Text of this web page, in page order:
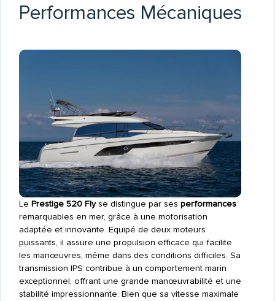
Performances Mécaniques
Le Prestige 520 Flyse distingue par ses performances
remarquables en mer, grâce à une motorisation
adaptée et innovante. Equipé de deux moteurs
puissants, il assure une propulsion efficace qui facilite
les manœuvres, même dans des conditions difficiles. Sa
transmission IPS contribue à un comportement marin
exceptionnel, offrant une grande manœuvrabilité et une
stabilité impressionnante. Bien que sa vitesse maximale